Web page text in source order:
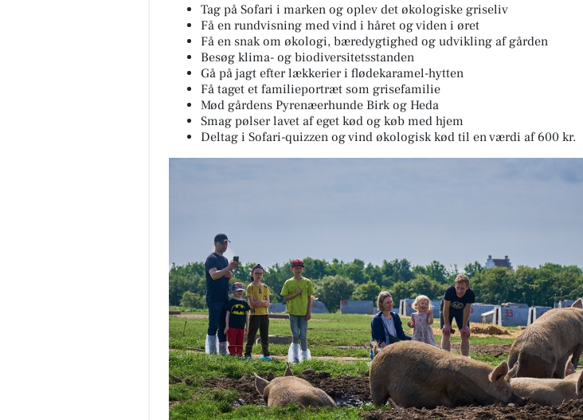
Tag på Sofari i marken og oplev det økologiske griseliv
Få en rundvisning med vind i håret og viden i øret
Få en snak om økologi, bæredygtighed og udvikling af gården
Besøg klima- og biodiversitetsstanden
Gå på jagt efter lækkerier i flødekaramel-hytten
Få taget et familieportræt som grisefamilie
Mød gårdens Pyrenæerhunde Birk og Heda
Smag pølser lavet af eget kød og køb med hjem
Deltag i Sofari-quizzen og vind økologisk kød til en værdi af 600 kr.